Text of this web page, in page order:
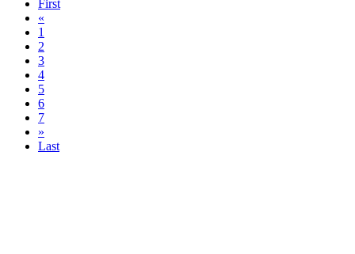
First
«
1
2
3
4
5
6
7
»
Last